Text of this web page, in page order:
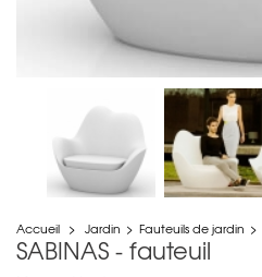
Accueil > Jardin > Fauteuils de jardin >
SABINAS - fauteuil